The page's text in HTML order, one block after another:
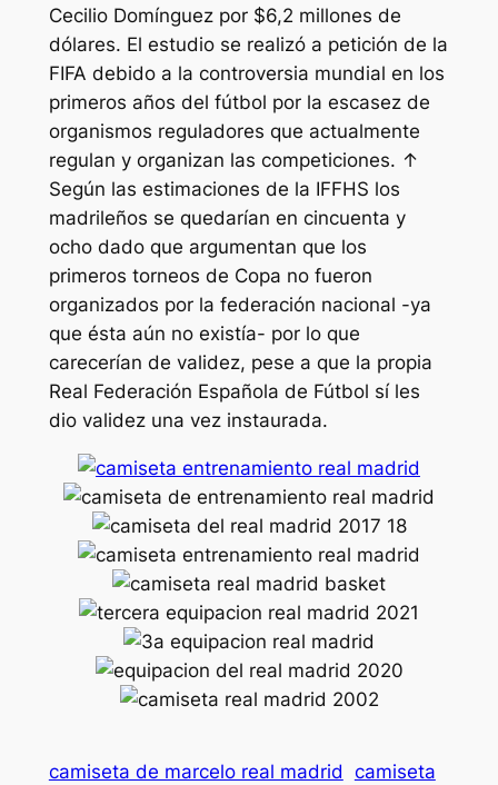
Cecilio Domínguez por $6,2 millones de
dólares. El estudio se realizó a petición de la
FIFA debido a la controversia mundial en los
primeros años del fútbol por la escasez de
organismos reguladores que actualmente
regulan y organizan las competiciones. ↑
Según las estimaciones de la IFFHS los
madrileños se quedarían en cincuenta y
ocho dado que argumentan que los
primeros torneos de Copa no fueron
organizados por la federación nacional -ya
que ésta aún no existía- por lo que
carecerían de validez, pese a que la propia
Real Federación Española de Fútbol sí les
dio validez una vez instaurada.
camiseta de marcelo real madrid camiseta